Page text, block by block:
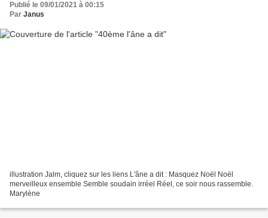
Publié le 09/01/2021 à 00:15
Par Janus
illustration Jalm, cliquez sur les liens L'âne a dit : Masquez Noël Noël
merveilleux ensemble Semble soudain irréel Réel, ce soir nous rassemble.
Marylène